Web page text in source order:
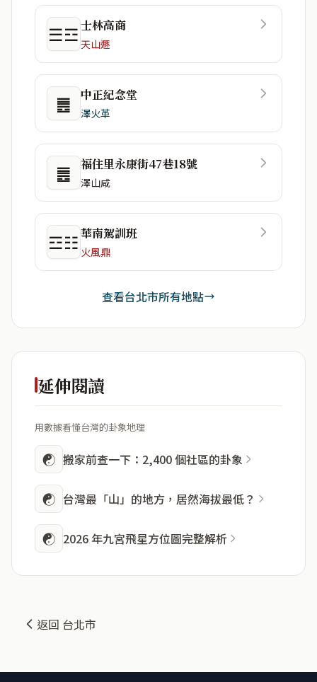
☰☲士林高商
天山遯
䷌ 中正紀念堂
澤火革
䷌ 福住里永康街47巷18號
澤山咸
☲☷華南駕訓班
火風鼎
查看台北市所有地點
延伸閱讀
用數據看懂台灣的卦象地理
☯ 搬家前查一下：2,400 個社區的卦象
☯ 台灣最「山」的地方，居然海拔最低？
☯ 2026 年九宮飛星方位圖完整解析
返回 台北市